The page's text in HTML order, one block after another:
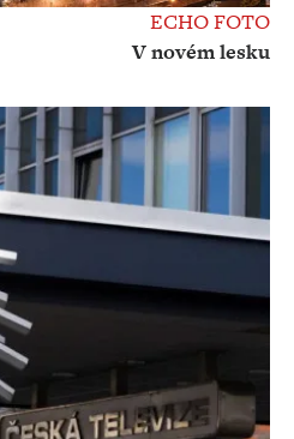
ECHO FOTO
V novém lesku